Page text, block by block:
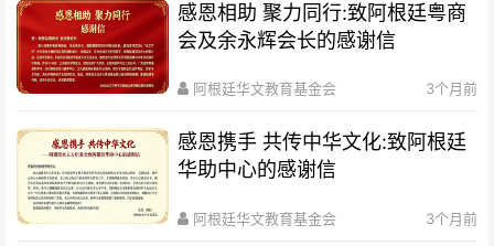
感恩相助 聚力同行:致阿根廷粤商
会及余永辉会长的感谢信
阿根廷华文教育基金会 3个月前
感恩携手 共传中华文化:致阿根廷
华助中心的感谢信
阿根廷华文教育基金会 3个月前